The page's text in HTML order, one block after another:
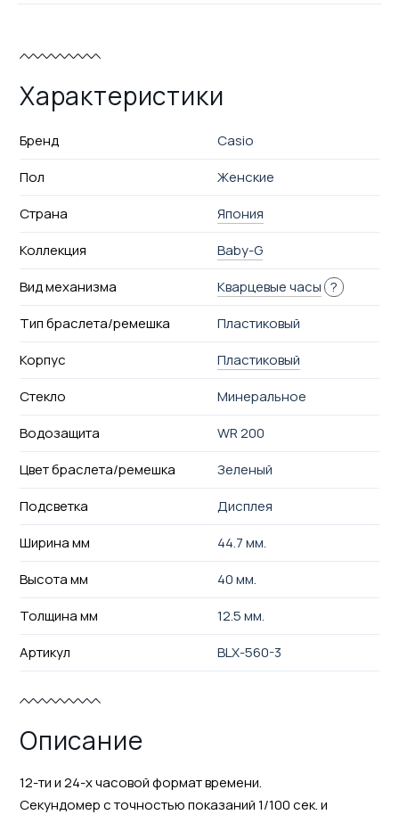
Характеристики
Бренд
Casio
Пол
Женские
Страна
Япония
Коллекция
Baby-G
Вид механизма
Кварцевые часы ?
Тип браслета/ремешка
Пластиковый
Корпус
Пластиковый
Стекло
Минеральное
Водозащита
WR 200
Цвет браслета/ремешка
Зеленый
Подсветка
Дисплея
Ширина мм
44.7 мм.
Высота мм
40 мм.
Толщина мм
12.5 мм.
Артикул
BLX-560-3
Описание
12-ти и 24-х часовой формат времени.
Секундомер с точностью показаний 1/100 сек. и